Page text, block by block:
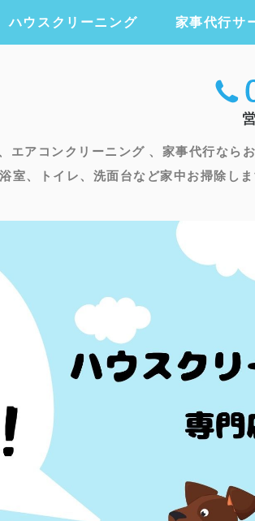
エアコンクリー
エアコンクリーニング 、家事代行なら
室、トイレ、洗面台など家中お掃除し
ハウスクリーニング 家事代行サ